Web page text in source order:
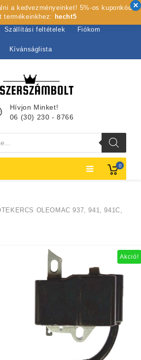
Webshop Szolgáltatások
Szállítási feltételek Fiókom
Kívánságlista
0
Hívjon Minket!
06 (30) 230 - 8766
OLEOMAC 937, 941, 941C,
Akció!
a kedvezményeinket! 5%-os kuponkód
termékeinkhez:
hecht5